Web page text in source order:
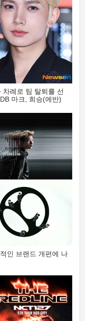
례로 팀 탈퇴를 선
마크, 희승(에반)
인 브랜드 개편에 나